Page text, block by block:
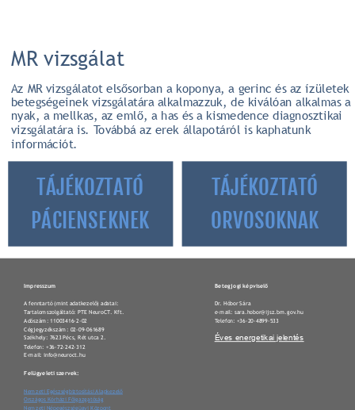
MR vizsgálat
Az MR vizsgálatot elsősorban a koponya, a gerinc és az ízületek
betegségeinek vizsgálatára alkalmazzuk, de kiválóan alkalmas a
nyak, a mellkas, az emlő, a has és a kismedence diagnosztikai
vizsgálatára is. Továbbá az erek állapotáról is kaphatunk
információt.
Impresszum
A fenntartó (mint adatkezelő) adatai:
Tartalomszolgáltató: PTE NeuroCT. Kft.
Adószám: 11003416-2-02
Cégjegyzékszám: 02-09-061689
Székhely: 7623 Pécs, Rét utca 2.
Telefon: +36-72-242-312
E-mail: info@neuroct.hu
Betegjogi képviselő
Dr. Hóbor Sára
e-mail: sara.hobor@ijsz.bm.gov.hu
Telefon: +36-20-4899-533
Éves energetikai jelentés
Felügyeleti szervek:
Nemzeti Egészségbiztosítási Alapkezelő
Országos Kórházi Főigazgatóság
Nemzeti Népegészségügyi Központ
TÁJÉKOZTATÓ
PÁCIENSEKNEK
TÁJÉKOZTATÓ
ORVOSOKNAK